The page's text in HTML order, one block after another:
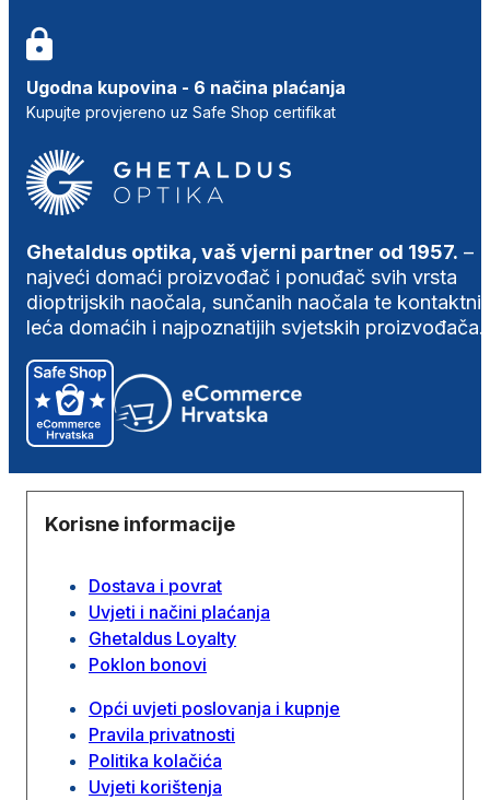
Ugodna kupovina - 6 načina plaćanja
Kupujte provjereno uz Safe Shop certifikat
Ghetaldus optika, vaš vjerni partner od 1957. –
najveći domaći proizvođač i ponuđač svih vrsta
dioptrijskih naočala, sunčanih naočala te
leća domaćih i najpoznatijih svjetskih proizvođača.
Korisne informacije
Dostava i povrat
Uvjeti i načini plaćanja
Ghetaldus Loyalty
Poklon bonovi
Opći uvjeti poslovanja i kupnje
Pravila privatnosti
Politika kolačića
Uvjeti korištenja